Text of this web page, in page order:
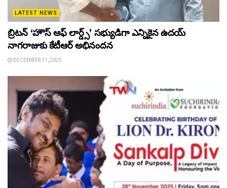
LATEST NEWS
బ్రిటన్ ‘హౌస్ ఆఫ్ లార్డ్స్’ సభ్యుడిగా ఎన్నికైన ఉదయ్
నాగరాజుకు కేటీఆర్ అభినందన
DECEMBER 11, 2025